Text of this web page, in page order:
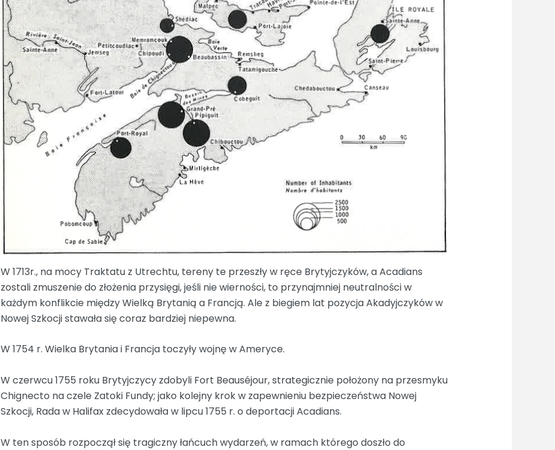
W 1713r., na mocy Traktatu z Utrechtu, tereny te przeszły w ręce Brytyjczyków, a Acadians
zostali zmuszenie do złożenia przysięgi, jeśli nie wierności, to przynajmniej neutralności w
każdym konflikcie między Wielką Brytanią a Francją. Ale z biegiem lat pozycja Akadyjczyków w
Nowej Szkocji stawała się coraz bardziej niepewna.
W 1754 r. Wielka Brytania i Francja toczyły wojnę w Ameryce.
W czerwcu 1755 roku Brytyjczycy zdobyli Fort Beauséjour, strategicznie położony na przesmyku
Chignecto na czele Zatoki Fundy; jako kolejny krok w zapewnieniu bezpieczeństwa Nowej
Szkocji, Rada w Halifax zdecydowała w lipcu 1755 r. o deportacji Acadians.
W ten sposób rozpoczął się tragiczny łańcuch wydarzeń, w ramach którego doszło do